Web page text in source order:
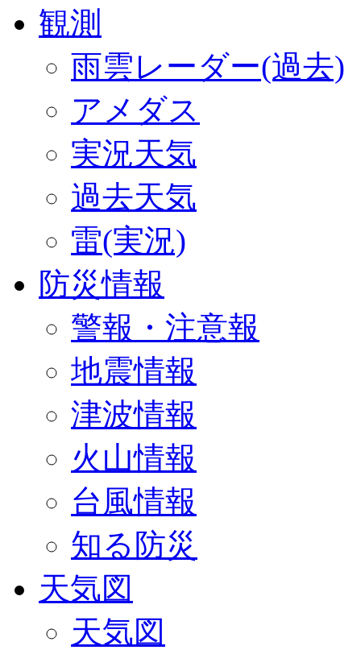
観測
雨雲レーダー(過去)
アメダス
実況天気
過去天気
雷(実況)
防災情報
警報・注意報
地震情報
津波情報
火山情報
台風情報
知る防災
天気図
天気図